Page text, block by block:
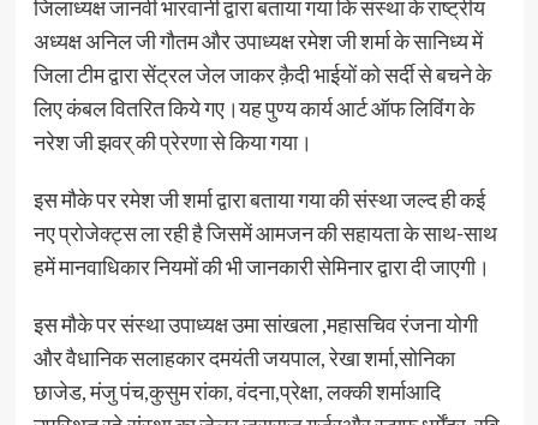
जिलाध्यक्ष जानवी भारवानी द्वारा बताया गया कि संस्था के राष्ट्रीय
अध्यक्ष अनिल जी गौतम और उपाध्यक्ष रमेश जी शर्मा के सानिध्य में
जिला टीम द्वारा सेंट्रल जेल जाकर क़ैदी भाईयों को सर्दी से बचने के
लिए कंबल वितरित किये गए।यह पुण्य कार्य आर्ट ऑफ लिविंग के
नरेश जी झवर् की प्रेरणा से किया गया।
इस मौके पर रमेश जी शर्मा द्वारा बताया गया की संस्था जल्द ही कई
नए प्रोजेक्ट्स ला रही है जिसमें आमजन की सहायता के साथ-साथ
हमें मानवाधिकार नियमों की भी जानकारी सेमिनार द्वारा दी जाएगी।
इस मौके पर संस्था उपाध्यक्ष उमा सांखला ,महासचिव रंजना योगी
और वैधानिक सलाहकार दमयंती जयपाल, रेखा शर्मा,सोनिका
छाजेड, मंजु पंच,कुसुम रांका, वंदना,प्रेक्षा, लक्की शर्माआदि